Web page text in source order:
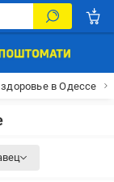
в Одессе